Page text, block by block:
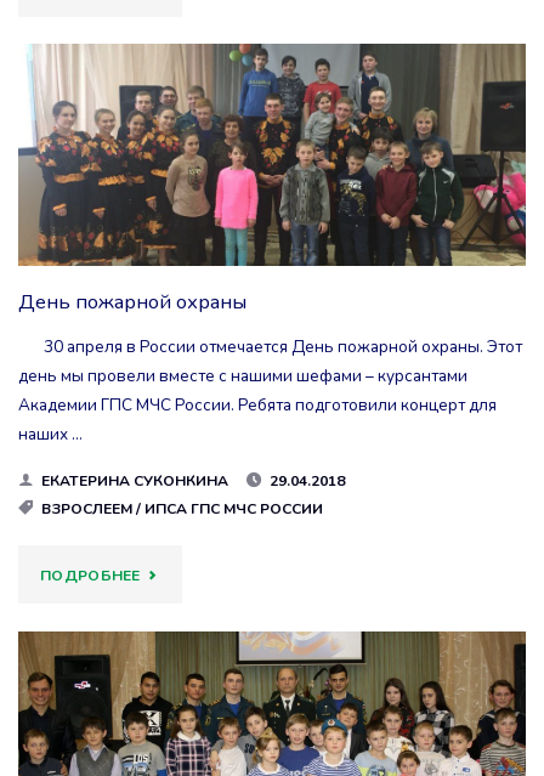
МЫ
ГОРДИМСЯ!"
День пожарной охраны
30 апреля в России отмечается День пожарной охраны. Этот
день мы провели вместе с нашими шефами – курсантами
Академии ГПС МЧС России. Ребята подготовили концерт для
наших …
ЕКАТЕРИНА СУКОНКИНА
29.04.2018
ВЗРОСЛЕЕМ/ ИПСА ГПС МЧС РОССИИ
ПОДРОБНЕЕ"ДЕНЬ
ОХРАНЫ"